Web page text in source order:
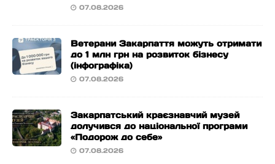
07.08.2026
Ветерани Закарпаття можуть отримати
до 1 млн грн на розвиток бізнесу
(інфографіка)
07.08.2026
Закарпатський краєзнавчий музей
долучився до національної програми
«Подорож до себе»
07.08.2026